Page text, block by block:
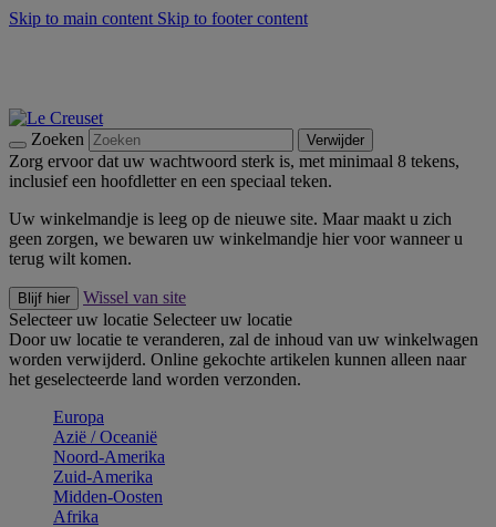
Skip to main content Skip to footer content
Zoeken Verwijder
Zorg ervoor dat uw wachtwoord sterk is, met minimaal 8 tekens,
inclusief een hoofdletter en een speciaal teken.
Uw winkelmandje is leeg op de nieuwe site. Maar maakt u zich
geen zorgen, we bewaren uw winkelmandje hier voor wanneer u
terug wilt komen.
Blijf hier
Wissel van site
Selecteer uw locatie Selecteer uw locatie
Door uw locatie te veranderen, zal de inhoud van uw winkelwagen
worden verwijderd. Online gekochte artikelen kunnen alleen naar
het geselecteerde land worden verzonden.
Europa
Aziё / Oceaniё
Noord-Amerika
Zuid-Amerika
Midden-Oosten
Afrika